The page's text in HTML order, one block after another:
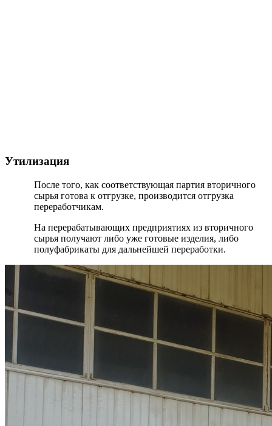
Утилизация
После того, как соответствующая партия вторичного
сырья готова к отгрузке, производится отгрузка
переработчикам.
На перерабатывающих предприятиях из вторичного
сырья получают либо уже готовые изделия, либо
полуфабрикаты для дальнейшей переработки.